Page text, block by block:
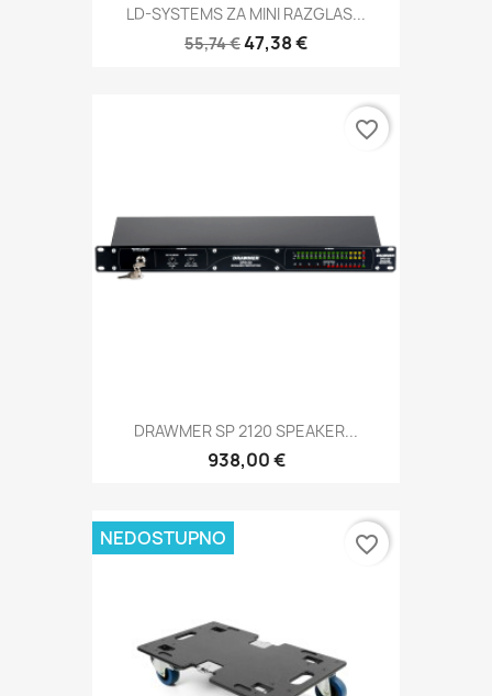
LD-SYSTEMS ZA MINI RAZGLAS...
55,74 €47,38 €
DRAWMER SP 2120 SPEAKER...
938,00 €
favorite_border
NEDOSTUPNO favorite_border